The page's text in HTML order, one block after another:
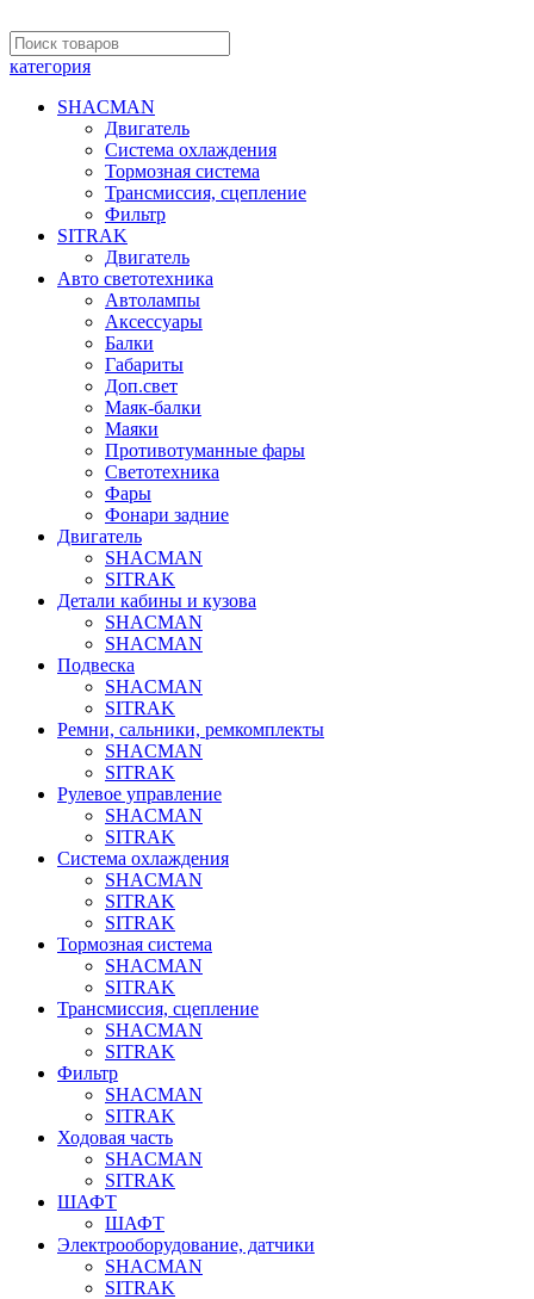
категория
SHACMAN
Двигатель
Система охлаждения
Тормозная система
Трансмиссия, сцепление
Фильтр
SITRAK
Двигатель
Авто светотехника
Автолампы
Аксессуары
Балки
Габариты
Доп.свет
Маяк-балки
Маяки
Противотуманные фары
Светотехника
Фары
Фонари задние
Двигатель
SHACMAN
SITRAK
Детали кабины и кузова
SHACMAN
SHACMAN
Подвеска
SHACMAN
SITRAK
Ремни, сальники, ремкомплекты
SHACMAN
SITRAK
Рулевое управление
SHACMAN
SITRAK
Система охлаждения
SHACMAN
SITRAK
SITRAK
Тормозная система
SHACMAN
SITRAK
Трансмиссия, сцепление
SHACMAN
SITRAK
Фильтр
SHACMAN
SITRAK
Ходовая часть
SHACMAN
SITRAK
ШАФТ
ШАФТ
Электрооборудование, датчики
SHACMAN
SITRAK